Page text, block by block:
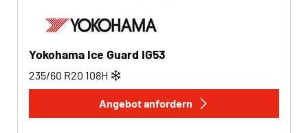
Yokohama Ice Guard IG53
235/60 R20 108H
Angebot anfordern